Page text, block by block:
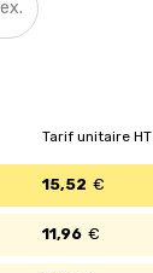
Tarif unitaire HT
15,52 €
11,96 €